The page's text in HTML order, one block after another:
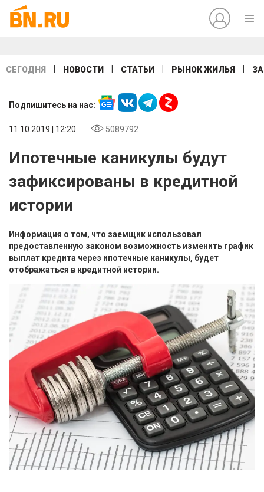
СЕГОДНЯ НОВОСТИ СТАТЬИ РЫНОК ЖИЛЬЯ
Подпишитесь на нас:
11.10.2019 | 12:20 5089792
Ипотечные каникулы будут
зафиксированы в кредитной
истории
Информация о том, что заемщик использовал
предоставленную законом возможность изменить график
выплат кредита через ипотечные каникулы, будет
отображаться в кредитной истории.